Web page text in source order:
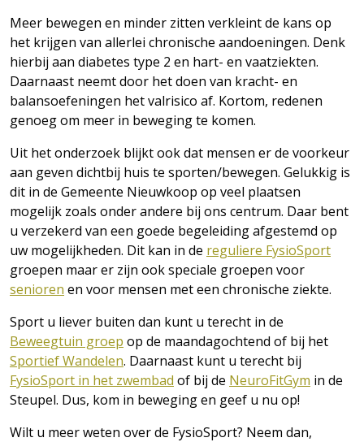
Meer bewegen en minder zitten verkleint de kans op
het krijgen van allerlei chronische aandoeningen. Denk
hierbij aan diabetes type 2 en hart- en vaatziekten.
Daarnaast neemt door het doen van kracht- en
balansoefeningen het valrisico af. Kortom, redenen
genoeg om meer in beweging te komen.
Uit het onderzoek blijkt ook dat mensen er de voorkeur
aan geven dichtbij huis te sporten/bewegen. Gelukkig is
dit in de Gemeente Nieuwkoop op veel plaatsen
mogelijk zoals onder andere bij ons centrum. Daar bent
u verzekerd van een goede begeleiding afgestemd op
uw mogelijkheden. Dit kan in de reguliere FysioSport
groepen maar er zijn ook speciale groepen voor
senioren en voor mensen met een chronische ziekte.
Sport u liever buiten dan kunt u terecht in de
Beweegtuin groep op de maandagochtend of bij het
Sportief Wandelen. Daarnaast kunt u terecht bij
FysioSport in het zwembad of bij de NeuroFitGym in de
Steupel. Dus, kom in beweging en geef u nu op!
Wilt u meer weten over de FysioSport? Neem dan,